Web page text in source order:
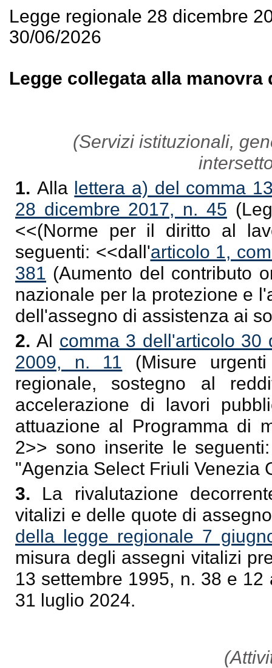
Legge regionale 28 dicembre
30/06/2026
Legge collegata alla manovra
(Servizi istituzionali,
1. Alla lettera a) del comma
28 dicembre 2017, n. 45
<<(Norme per il diritto al
seguenti: <<dall'articolo 1,
381 (Aumento del contributo
nazionale per la protezione e
dell'assegno di assistenza ai
2.Al comma 3 dell'articolo
2009, n. 11 (Misure
regionale, sostegno al
accelerazione di lavori
attuazione al Programma di
2>> sono inserite le
"Agenzia Select Friuli Venezia
3. La rivalutazione
vitalizi e delle quote di
della legge regionale 7
misura degli assegni vitalizi
13 settembre 1995, n. 38 e
31 luglio 2024.